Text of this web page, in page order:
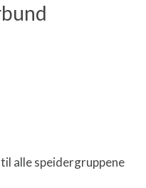
alle speidergruppene